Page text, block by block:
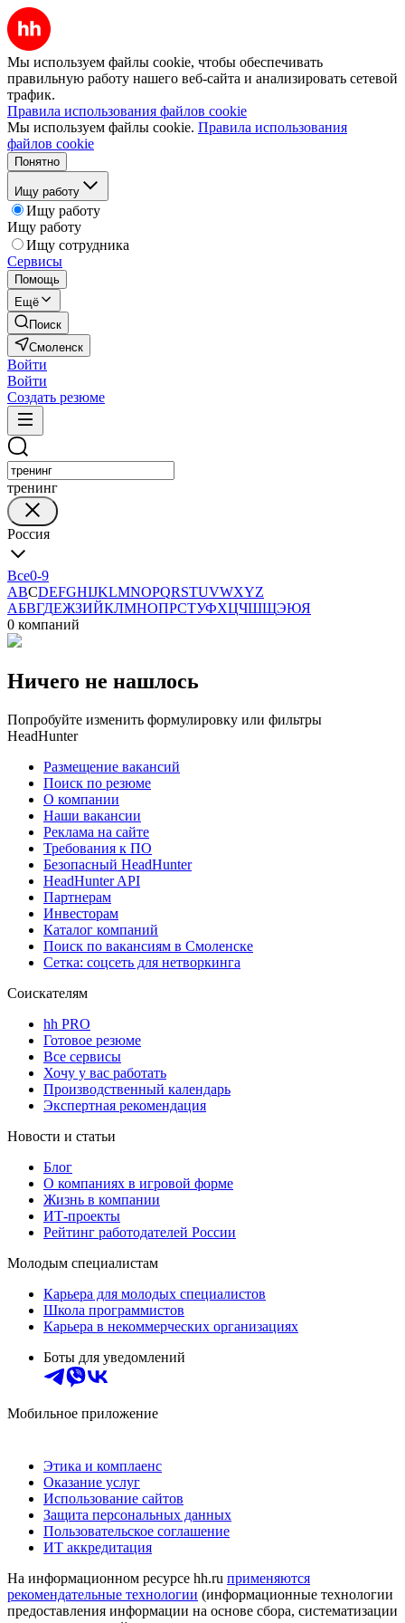
Мы используем файлы cookie, чтобы обеспечивать
правильную работу нашего веб-сайта и анализировать сетевой
трафик.
Правила использования файлов cookie
Мы используем файлы cookie. Правила использования
файлов cookie
Понятно
Ищу работу
Ищу работу
Ищу работу
Ищу сотрудника
Сервисы
Помощь
Ещё
Поиск
Смоленск
Войти
Войти
Создать резюме
тренинг
Россия
Все0-9
ABCDEFGHIJKLMNOPQRSTUVWXYZ
АБВГДЕЖЗИЙКЛМНОПРСТУФХЦЧШЩЭЮЯ
0 компаний
Ничего не нашлось
Попробуйте изменить формулировку или фильтры
HeadHunter
Размещение вакансий
Поиск по резюме
О компании
Наши вакансии
Реклама на сайте
Требования к ПО
Безопасный HeadHunter
HeadHunter API
Партнерам
Инвесторам
Каталог компаний
Поиск по вакансиям в Смоленске
Сетка: соцсеть для нетворкинга
Соискателям
hh PRO
Готовое резюме
Все сервисы
Хочу у вас работать
Производственный календарь
Экспертная рекомендация
Новости и статьи
Блог
О компаниях в игровой форме
Жизнь в компании
ИТ-проекты
Рейтинг работодателей России
Молодым специалистам
Карьера для молодых специалистов
Школа программистов
Карьера в некоммерческих организациях
Боты для уведомлений
Мобильное приложение
Этика и комплаенс
Оказание услуг
Использование сайтов
Защита персональных данных
Пользовательское соглашение
ИТ аккредитация
На информационном ресурсе hh.ru применяются
рекомендательные технологии (информационные технологии
предоставления информации на основе сбора, систематизации